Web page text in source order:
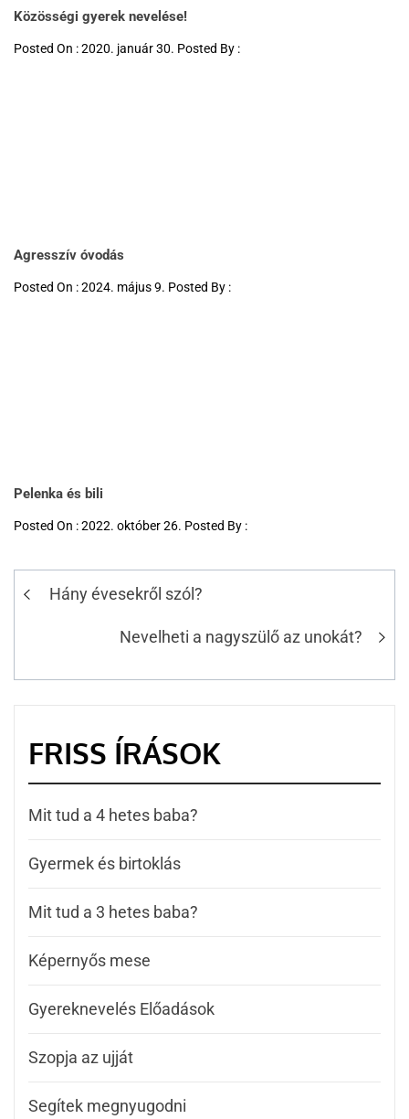
Közösségi gyerek nevelése!
Posted On : 2020. január 30. Posted By :
Agresszív óvodás
Posted On : 2024. május 9. Posted By :
Pelenka és bili
Posted On : 2022. október 26. Posted By :
Hány évesekről szól?
Nevelheti a nagyszülő az unokát?
FRISS ÍRÁSOK
Mit tud a 4 hetes baba?
Gyermek és birtoklás
Mit tud a 3 hetes baba?
Képernyős mese
Gyereknevelés Előadások
Szopja az ujját
Segítek megnyugodni